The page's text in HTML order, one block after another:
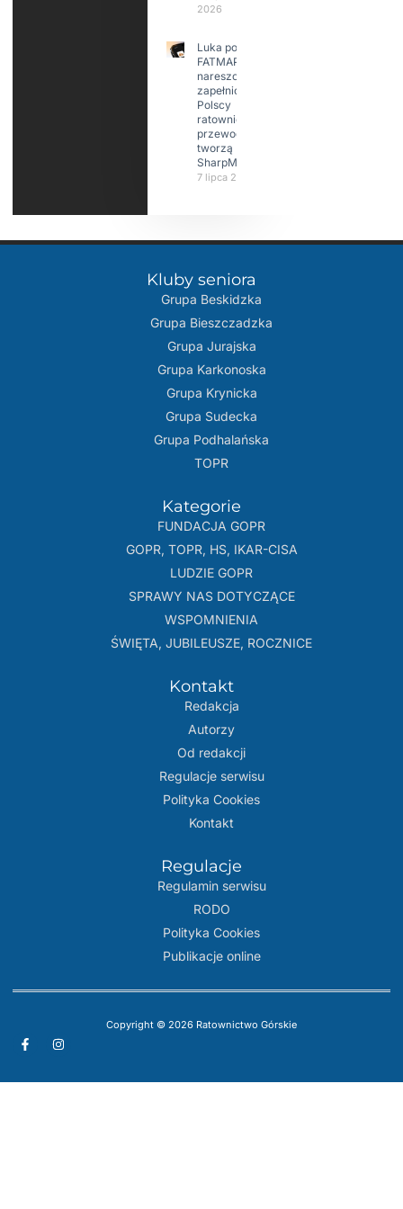
2026
Luka po
FATMAP-ie
nareszcie
zapełniona?
Polscy
ratownicy i
przewodnicy
tworzą
SharpMap
7 lipca 2026
Kluby seniora
Grupa Beskidzka​
Grupa Bieszczadzka
Grupa Jurajska
Grupa Karkonoska
Grupa Krynicka
Grupa Sudecka
Grupa Podhalańska
TOPR
Kategorie
FUNDACJA GOPR
GOPR, TOPR, HS, IKAR-CISA
LUDZIE GOPR
SPRAWY NAS DOTYCZĄCE
WSPOMNIENIA
ŚWIĘTA, JUBILEUSZE, ROCZNICE
Kontakt
Redakcja
Autorzy
Od redakcji
Regulacje serwisu
Polityka Cookies
Kontakt
Regulacje
Regulamin serwisu
RODO
Polityka Cookies
Publikacje online
Copyright © 2026 Ratownictwo Górskie